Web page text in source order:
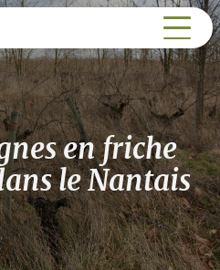
en friche
le Nantais